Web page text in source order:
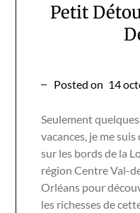
Petit
Posted on 14
Seulement
vacances, je me
sur les bords de la
région Centre Val-
Orléans pour
les richesses de